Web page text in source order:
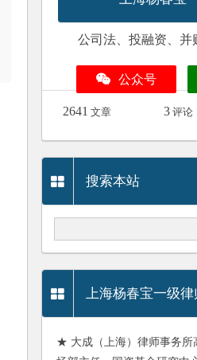
公司法、投融资、并
公众号
2641 文章 3 评论
搜索本站
上海杨春宝一级律
★ 大成（上海）律师事务所